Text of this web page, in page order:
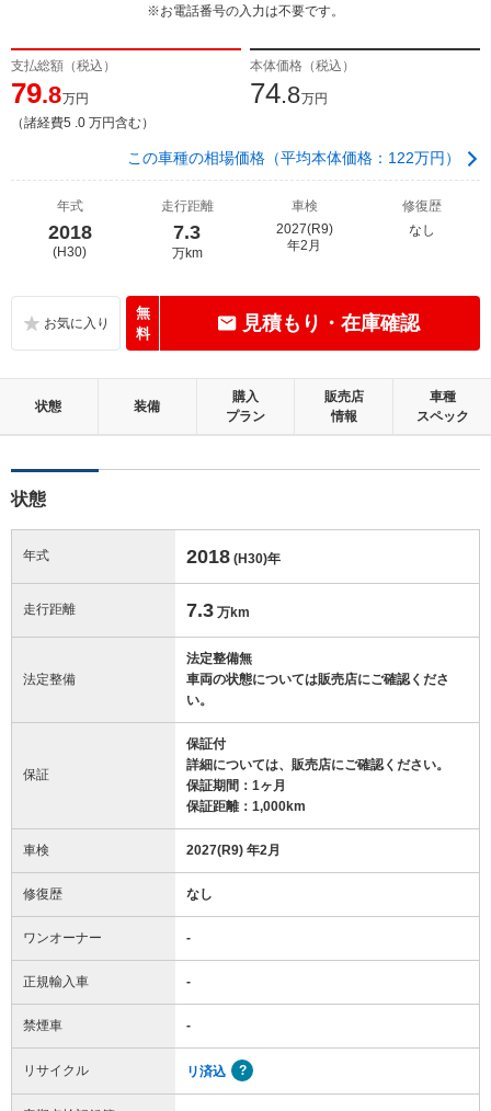
※お電話番号の入力は不要です。
支払総額（税込）
79.8万円
（諸経費5 .0 万円含む）
本体価格（税込）
74.8万円
この車種の相場価格（平均本体価格：122万円）
年式
2018
(H30)
走行距離
7.3
万km
車検
2027(R9)
年2月
修復歴
なし
無
料
見積もり・在庫確認
状態 装備
購入
プラン
販売店
情報
車種
スペック
状態
年式 2018 (H30)年
走行距離 7.3 万km
法定整備
法定整備無
車両の状態については販売店にご確認くださ
い。
保証
保証付
詳細については、販売店にご確認ください。
保証期間：1ヶ月
保証距離：1,000km
車検 2027(R9) 年2月
修復歴 なし
ワンオーナー -
正規輸入車 -
禁煙車 -
リサイクル リ済込